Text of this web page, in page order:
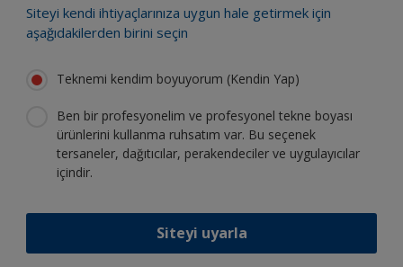
Siteyi kendi ihtiyaçlarınıza uygun hale getirmek için
aşağıdakilerden birini seçin
Teknemi kendim boyuyorum (Kendin Yap)
Ben bir profesyonelim ve profesyonel tekne boyası
ürünlerini kullanma ruhsatım var. Bu seçenek
tersaneler, dağıtıcılar, perakendeciler ve uygulayıcılar
içindir.
Siteyi uyarla
Sürekli inovasyon ve bilimsel
uzmanlığımızdan faydalanın
International'ı takip edin: